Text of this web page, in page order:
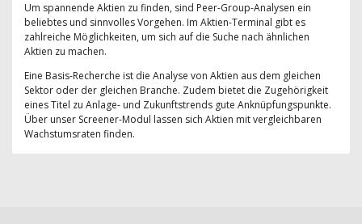
Um spannende Aktien zu finden, sind Peer-Group-Analysen ein
beliebtes und sinnvolles Vorgehen. Im Aktien-Terminal gibt es
zahlreiche Möglichkeiten, um sich auf die Suche nach ähnlichen
Aktien zu machen.
Eine Basis-Recherche ist die Analyse von Aktien aus dem gleichen
Sektor oder der gleichen Branche. Zudem bietet die Zugehörigkeit
eines Titel zu Anlage- und Zukunftstrends gute Anknüpfungspunkte.
Über unser Screener-Modul lassen sich Aktien mit vergleichbaren
Wachstumsraten finden.